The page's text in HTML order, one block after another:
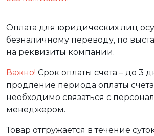
Оплата для юридических лиц
безналичному переводу, по
на реквизиты компании.
Важно! Срок оплаты счета – до 3
продление периода оплаты
необходимо связаться с
менеджером.
Товар отгружается в течение